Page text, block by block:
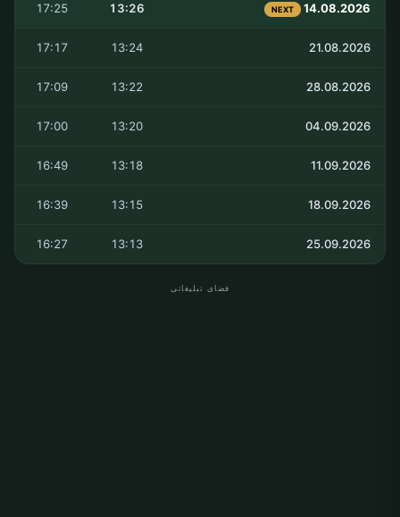
14.08.2026
NEXT
13:26
17:25
21.08.2026
13:24
17:17
28.08.2026
13:22
17:09
04.09.2026
13:20
17:00
11.09.2026
13:18
16:49
18.09.2026
13:15
16:39
25.09.2026
13:13
16:27
فضای تبلیغاتی